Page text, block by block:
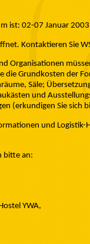
ist: 02-07 Januar
Kontaktieren Sie
Organisationen
die Grundkosten der
Säle;
und
(erkundigen Sie sich
und
bitte an:
YWA,